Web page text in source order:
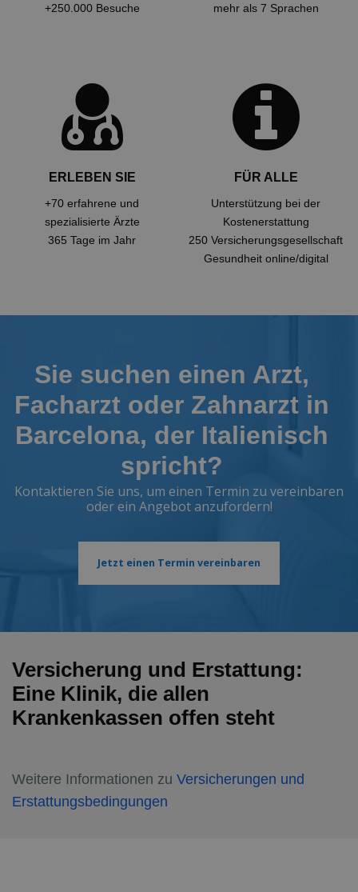
+250.000 Besuche
mehr als 7 Sprachen
ERLEBEN SIE
+70 erfahrene und
spezialisierte Ärzte
365 Tage im Jahr
FÜR ALLE
Unterstützung bei der
Kostenerstattung
250 Versicherungsgesellschaft
Gesundheit online/digital
Sie suchen einen Arzt,
Facharzt oder Zahnarzt in
Barcelona, der Italienisch
spricht?
Kontaktieren Sie uns, um einen Termin zu vereinbaren
oder ein Angebot anzufordern!
Jetzt einen Termin vereinbaren
Versicherung und Erstattung:
Eine Klinik, die allen
Krankenkassen offen steht
Weitere Informationen zu Versicherungen und
Erstattungsbedingungen